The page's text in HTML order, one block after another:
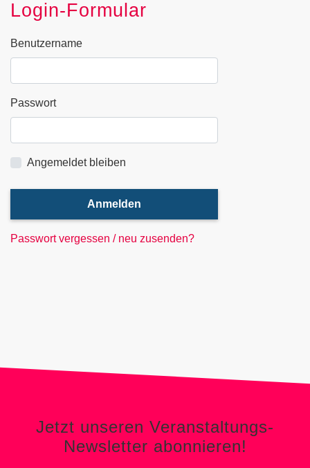
Login-Formular
Benutzername
Passwort
Angemeldet bleiben
Anmelden
Passwort vergessen / neu zusenden?
Jetzt unseren Veranstaltungs-
Newsletter abonnieren!